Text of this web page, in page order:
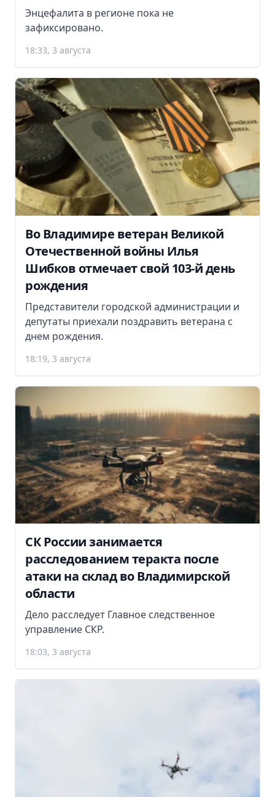
Энцефалита в регионе пока не
зафиксировано.
18:33, 3 августа
Во Владимире ветеран Великой
Отечественной войны Илья
Шибков отмечает свой 103-й день
рождения
Представители городской администрации и
депутаты приехали поздравить ветерана с
днем рождения.
18:19, 3 августа
СК России занимается
расследованием теракта после
атаки на склад во Владимирской
области
Дело расследует Главное следственное
управление СКР.
18:03, 3 августа